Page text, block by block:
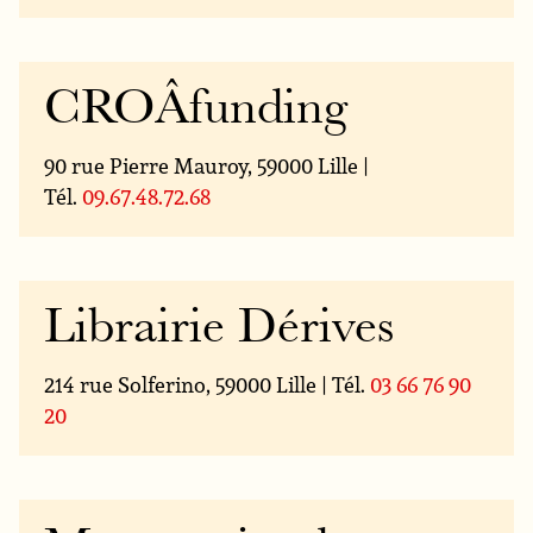
CROÂfunding
90 rue Pierre Mauroy, 59000 Lille |
Tél. 09.67.48.72.68
Librairie Dérives
214 rue Solferino, 59000 Lille | Tél. 03 66 76 90
20